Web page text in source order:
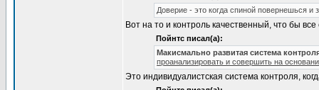
Доверие - это когда спиной повернешься и
Вот на то и контроль качественный, что бы
Пойнтс писал(а):
Макисмально развитая система
проанализировать и совершить на
Это индивидуалистская система контроля,